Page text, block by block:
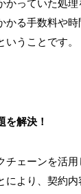
かっていた処理
かる手数料や
うことです。
を解決！
チェーンを活
により、契約